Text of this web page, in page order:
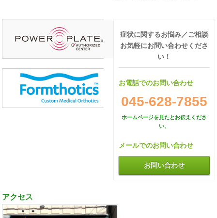
症状に関するお悩み／ご相談
お気軽にお問い合わせくださ
い！
お電話でのお問い合わせ
045-628-7855
ホームページを見たとお伝えくださ
い。
メールでのお問い合わせ
お問い合わせ
アクセス